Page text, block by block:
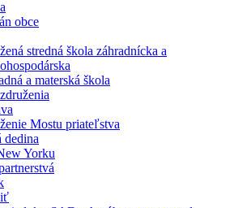
obce
stredná škola záhradnícka a
a materská škola
Mostu priateľstva
dedina
Yorku